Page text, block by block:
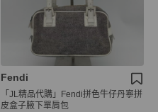
Fendi
「JL精品代購」Fendi拼色牛仔丹寧拼
皮盒子腋下單肩包